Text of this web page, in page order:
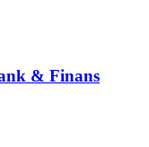
& Finans